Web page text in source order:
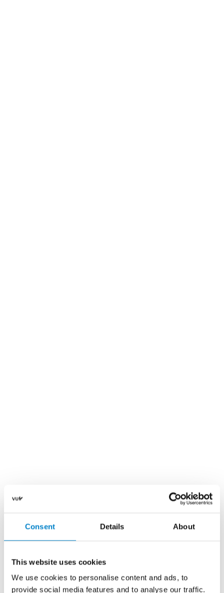
Consent Details About
This website uses cookies
We use cookies to personalise content and ads, to
provide social media features and to analyse our traffic.